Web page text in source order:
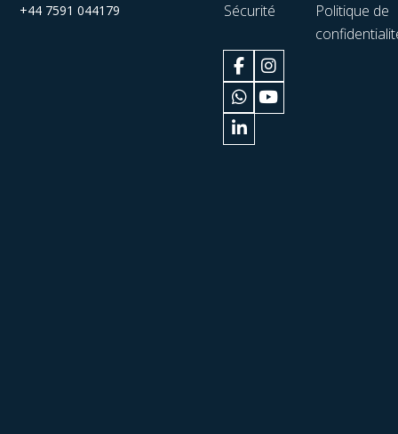
+44 7591 044179
Sécurité
Politique de